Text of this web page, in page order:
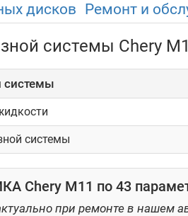
дисков Ремонт и
системы Chery
системы
системы
Chery M11 по 43
при ремонте в нашем